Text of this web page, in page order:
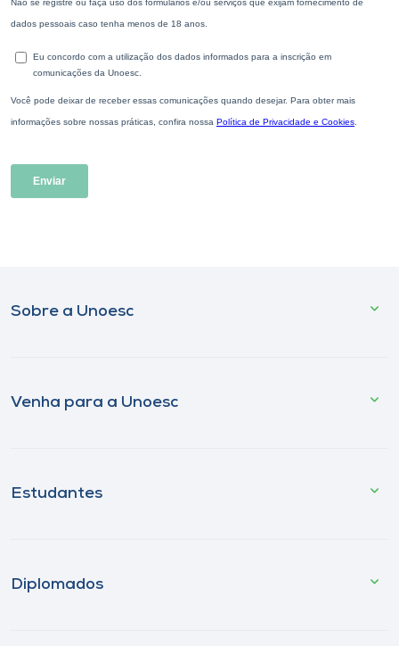
Sobre a Unoesc
Venha para a Unoesc
Estudantes
Diplomados